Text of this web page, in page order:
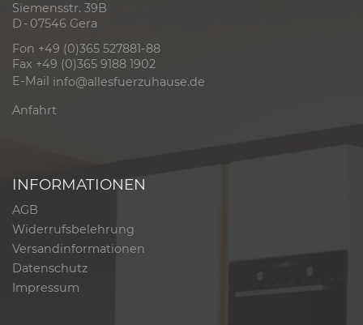
Siemensstr. 39B
D - 07546 Gera
Fon +49 (0)365 527881-88
Fax +49 (0)365 9188 1902
E-Mail info@allesfuerzuhause.de
Anfahrt
INFORMATIONEN
AGB
Widerrufsbelehrung
Versandinformationen
Datenschutz
Impressum